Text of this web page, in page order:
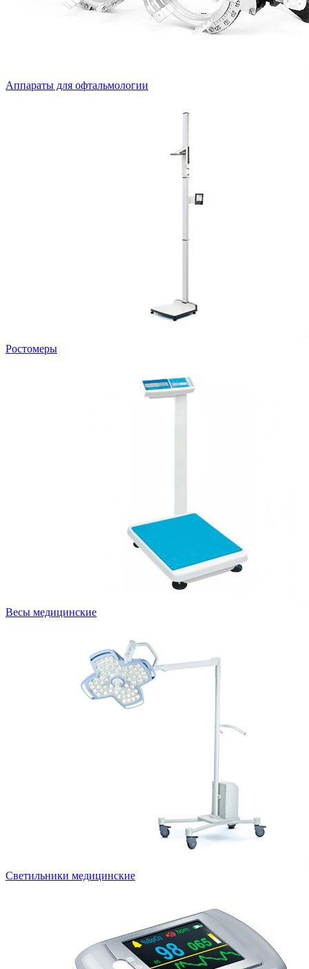
Аппараты для офтальмологии
Ростомеры
Весы медицинские
Светильники медицинские